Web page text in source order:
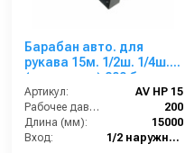
Барабан авто. для
рукава 15м. 1/2ш. 1/4ш.
(кр.+пласт.) 200 бар
Артикул:
AV HP 15
Рабочее давление (бар):
200
Длина (мм):
15000
Вход:
1/2 наружняя резьба